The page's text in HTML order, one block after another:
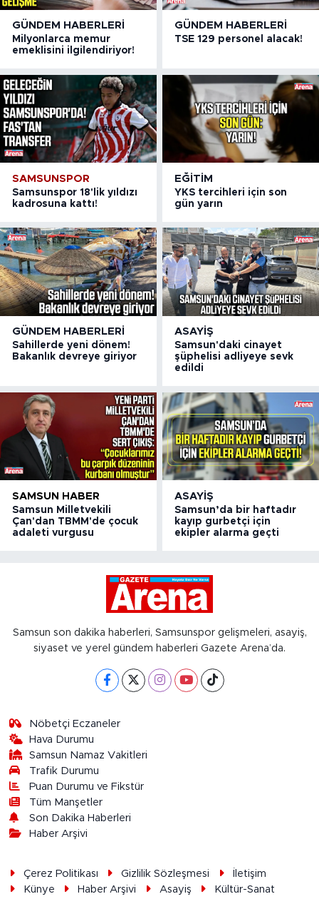
GÜNDEM HABERLERI
Milyonlarca memur
emeklisini ilgilendiriyor!
GÜNDEM HABERLERI
TSE 129 personel alacak!
SAMSUNSPOR
Samsunspor 18'lik yıldızı
kadrosuna kattı!
EĞITIM
YKS tercihleri için son
gün yarın
GÜNDEM HABERLERI
Sahillerde yeni dönem!
Bakanlık devreye giriyor
ASAYIŞ
Samsun'daki cinayet
şüphelisi adliyeye sevk
edildi
SAMSUN HABER
Samsun Milletvekili
Çan'dan TBMM'de çocuk
adaleti vurgusu
ASAYIŞ
Samsun’da bir haftadır
kayıp gurbetçi için
ekipler alarma geçti
Samsun son dakika haberleri, Samsunspor gelişmeleri, asayiş,
siyaset ve yerel gündem haberleri Gazete Arena’da.
Nöbetçi Eczaneler
Hava Durumu
Samsun Namaz Vakitleri
Trafik Durumu
Puan Durumu ve Fikstür
Tüm Manşetler
Son Dakika Haberleri
Haber Arşivi
Çerez Politikası Gizlilik Sözleşmesi
İletişim
Künye
Haber Arşivi Asayiş Kültür-Sanat